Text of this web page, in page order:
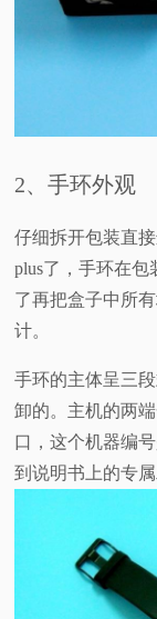
2、手环外观
仔细拆开包装直
plus了，手环在
了再把盒子中所
计。
手环的主体呈三
卸的。主机的两
口，这个机器编
到说明书上的专属